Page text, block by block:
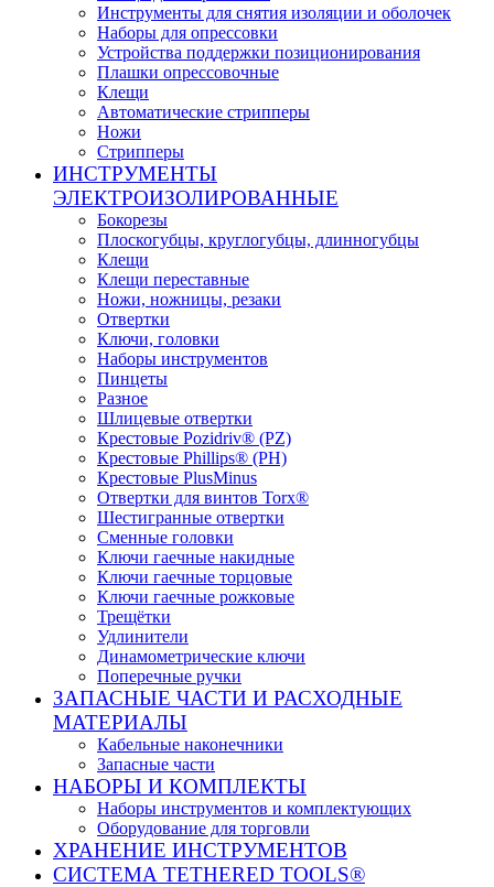
Инструменты для снятия изоляции и оболочек
Наборы для опрессовки
Устройства поддержки позиционирования
Плашки опрессовочные
Клещи
Автоматические стрипперы
Ножи
Стрипперы
ИНСТРУМЕНТЫ
ЭЛЕКТРОИЗОЛИРОВАННЫЕ
Бокорезы
Плоскогубцы, круглогубцы, длинногубцы
Клещи
Клещи переставные
Ножи, ножницы, резаки
Отвертки
Ключи, головки
Наборы инструментов
Пинцеты
Разное
Шлицевые отвертки
Крестовые Pozidriv® (PZ)
Крестовые Phillips® (PH)
Крестовые PlusMinus
Отвертки для винтов Torx®
Шестигранные отвертки
Сменные головки
Ключи гаечные накидные
Ключи гаечные торцовые
Ключи гаечные рожковые
Трещётки
Удлинители
Динамометрические ключи
Поперечные ручки
ЗАПАСНЫЕ ЧАСТИ И РАСХОДНЫЕ
МАТЕРИАЛЫ
Кабельные наконечники
Запасные части
НАБОРЫ И КОМПЛЕКТЫ
Наборы инструментов и комплектующих
Оборудование для торговли
ХРАНЕНИЕ ИНС­ТРУ­МЕН­ТОВ
СИСТЕМА TETHERED TOOLS®